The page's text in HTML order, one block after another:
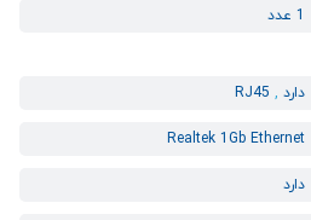
1 عدد
دارد ,
RJ45
Realtek 1Gb Ethernet
دارد